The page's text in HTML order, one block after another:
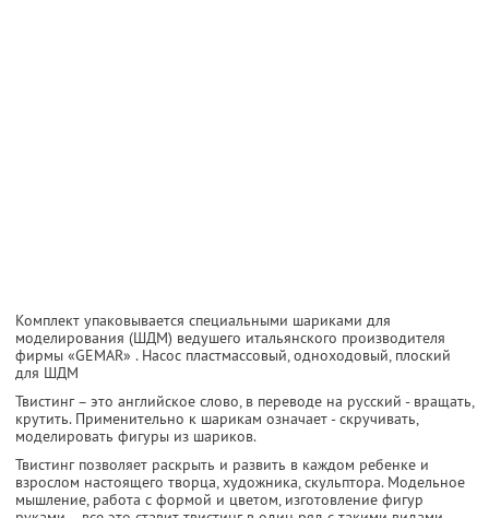
Комплект упаковывается специальными шариками для
моделирования (ШДМ) ведушего итальянского производителя
фирмы «GEMAR» . Насос пластмассовый, одноходовый, плоский
для ШДМ
Твистинг – это английское слово, в переводе на русский - вращать,
крутить. Применительно к шарикам означает - скручивать,
моделировать фигуры из шариков.
Твистинг позволяет раскрыть и развить в каждом ребенке и
взрослом настоящего творца, художника, скульптора. Модельное
мышление, работа с формой и цветом, изготовление фигур